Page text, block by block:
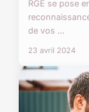
RGE se pose
de vos ...
23 avril 2024